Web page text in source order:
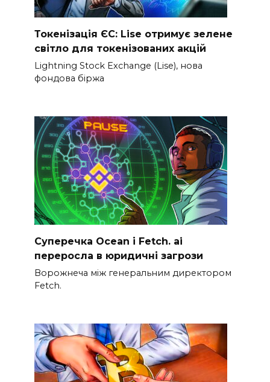
Токенізація ЄС: Lise отримує зелене
світло для токенізованих акцій
Lightning Stock Exchange (Lise), нова
фондова біржа
Суперечка Ocean і Fetch. ai
переросла в юридичні загрози
Ворожнеча між генеральним директором
Fetch.